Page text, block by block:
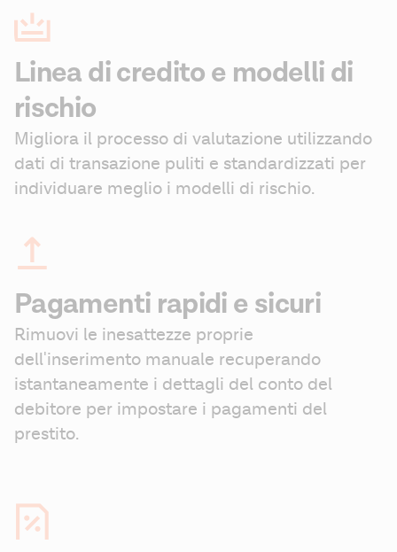
Linea di credito e modelli di
rischio
Migliora il processo di valutazione utilizzando
dati di transazione puliti e standardizzati per
individuare meglio i modelli di rischio.
Pagamenti rapidi e sicuri
Rimuovi le inesattezze proprie
dell'inserimento manuale recuperando
istantaneamente i dettagli del conto del
debitore per impostare i pagamenti del
prestito.